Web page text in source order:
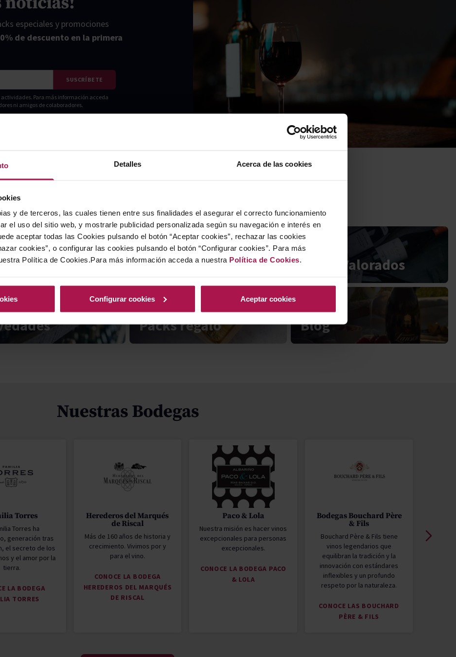
Detalles Acerca de las cookies
y de terceros, las cuales tienen entre sus finalidades el asegurar el correcto funcionamiento
el uso del sitio web, y mostrarle publicidad personalizada según su navegación e interés en
aceptar todas las Cookies pulsando el botón “Aceptar cookies”, rechazar las cookies
cookies”, o configurar las cookies pulsando el botón “Configurar cookies”. Para más
Política de Cookies.Para más información acceda a nuestra Política de Cookies.
Configurar cookies Aceptar cookies
especiales y promociones
de descuento en la primera
SUSCRÍBETE
Para más información acceda
ni amigos de colaboradores.
Packs regalo
Mejor Valorados
Blog
Nuestras Bodegas
Torres
Torres ha
generación tras
el secreto de los
y el amor por la
tierra.
LA BODEGA
TORRES
Herederos del Marqués
de Riscal
Más de 160 años de historia y
crecimiento. Vivimos por y
para el vino.
CONOCE LA BODEGA
HEREDEROS DEL MARQUÉS
DE RISCAL
Paco & Lola
Nuestra misión es hacer vinos
excepcionales para personas
excepcionales.
CONOCE LA BODEGA PACO
& LOLA
Bodegas Bouchard Père
& Fils
Bouchard Père & Fils tiene
vinos legendarios que
equilibran la tradición y la
innovación con estándares
inflexibles y un profundo
respeto por la naturaleza.
CONOCE LAS BOUCHARD
PÈRE & FILS